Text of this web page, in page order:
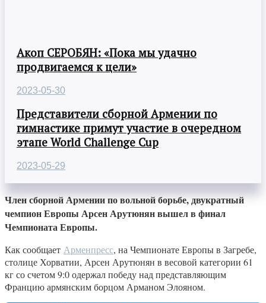
Акоп СЕРОБЯН: «Пока мы удачно
продвигаемся к цели»
2023-05-30
Представители сборной Армении по
гимнастике примут участие в очередном
этапе World Challenge Cup
2023-05-29
Член сборной Армении по вольной борьбе, двукратный
чемпион Европы Арсен Арутюнян вышел в финал
Чемпионата Европы.
Как сообщает Арменпресс, на Чемпионате Европы в Загребе,
столице Хорватии, Арсен Арутюнян в весовой категории 61
кг со счетом 9:0 одержал победу над представляющим
Францию армянским борцом Арманом Элояном.